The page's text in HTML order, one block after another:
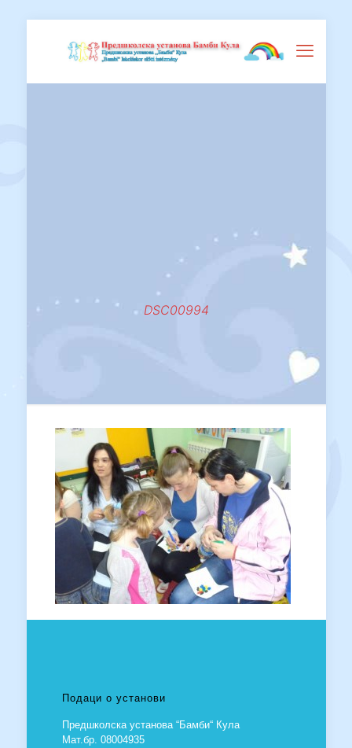
DSC00994
Подаци о установи
Предшколска установа “Бамби“ Кула
Мат.бр. 08004935